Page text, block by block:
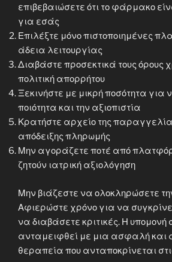
επιβεβαιώσετε ότι το φάρμακο
για εσάς
Επιλέξτε μόνο πιστοποιημένες
άδεια λειτουργίας
Διαβάστε προσεκτικά τους όρους
πολιτική απορρήτου
Ξεκινήστε με μικρή ποσότητα για
ποιότητα και την αξιοπιστία
Κρατήστε αρχείο της
απόδειξης πληρωμής
Μην αγοράζετε ποτέ από
ζητούν ιατρική αξιολόγηση
Μην βιάζεστε να ολοκληρώσετε
Αφιερώστε χρόνο για να
να διαβάσετε κριτικές. Η υπομονή
ανταμειφθεί με μια ασφαλή και
θεραπεία που ανταποκρίνεται